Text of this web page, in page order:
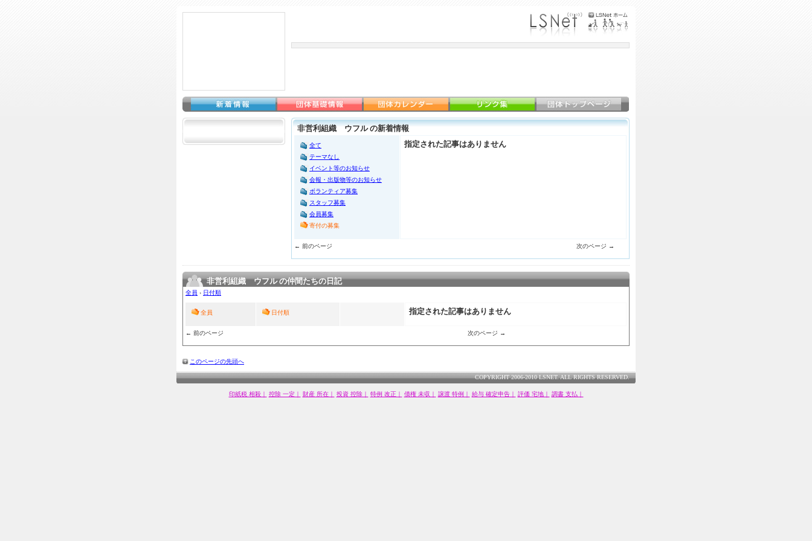
非営利組織 ウフル の新着情報
全て
テーマなし
イベント等のお知らせ
会報・出版物等のお知らせ
ボランティア募集
スタッフ募集
会員募集
寄付の募集
指定された記事はありません
← 前のページ 次のページ →
非営利組織 ウフル の仲間たちの日記
全員 › 日付順
全員 日付順 指定された記事はありません
← 前のページ 次のページ →
このページの先頭へ
COPYRIGHT 2006-2010 LSNET. ALL RIGHTS RESERVED.
印紙税 相殺｜ 控除 一定｜ 財産 所在｜ 投資 控除｜ 特例 改正｜ 債権 未収｜ 譲渡 特例｜ 給与 確定申告｜ 評価 宅地｜ 調書 支払｜